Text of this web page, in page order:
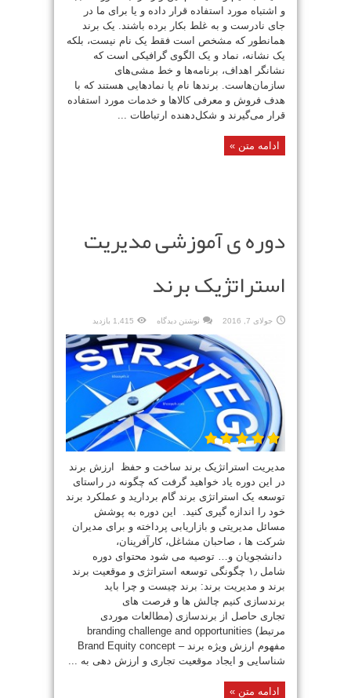
و اشتباه مورد استفاده قرار داده و یا برای ما در
جای نادرست و به غلط بکار برده باشند. یک برند
همانطور که مشخص است فقط یک نام نیست، بلکه
یک نشانه، نماد و یک الگوی گرافیکی است که
نشانگر اهداف، برنامه‌ها و خط مشی‌های
سازمان‌هاست. برندها نام یا نمادهایی هستند که با
هدف فروش و معرفی کالاها و خدمات مورد استفاده
قرار می‌گیرند و شکل‌دهنده ارتباطات ...
ادامه متن »
دوره ی آموزشی مدیریت
استراتژیک برند
جولای 7, 2016 نوشتن دیدگاه 1,415 بازدید
مدیریت استراتژیک برند ساخت و حفظ ارزش برند
در این دوره یاد خواهید گرفت که چگونه در راستای
توسعه یک استراتژی برند گام بردارید و عملکرد برند
خود را اندازه گیری کنید. این دوره به پوشش
مسائل مدیریتی و بازاریابی پرداخته و برای مدیران
شرکت ها ، صاحبان مشاغل، کارآفرینان،
دانشجویان و… توصیه می شود محتوای دوره
شامل ۱٫ چگونگی توسعه استراتژی و موقعیت برند
برند و مدیریت برند: برند چیست و چرا باید
برندسازی کنیم چالش ها و فرصت های
تجاری حاصل از برندسازی (مطالعات موردی
مرتبط) branding challenge and opportunities
مفهوم ارزش ویژه برند – Brand Equity concept
شناسایی و ایجاد موقعیت تجاری و ارزش دهی به ...
ادامه متن »